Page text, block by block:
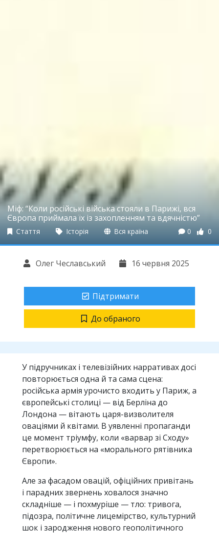
Міф: “Коли російські війська стояли в Парижі, вся
Європа приймала їх із захопленням та вдячністю”
Стаття Історія Вся країна 0 0
Олег Чеславський 16 червня 2025
Підтримати
До обраного
У підручниках і телевізійних нарративах досі
повторюється одна й та сама сцена:
російська армія урочисто входить у Париж, а
європейські столиці — від Берліна до
Лондона — вітають царя-визволителя
оваціями й квітами. В уявленні пропаганди
це момент тріумфу, коли «варвар зі Сходу»
перетворюється на «морального рятівника
Європи».
Але за фасадом овацій, офіційних привітань
і парадних звернень ховалося значно
складніше — і похмуріше — тло: тривога,
підозра, політичне лицемірство, культурний
шок і зародження нового геополітичного